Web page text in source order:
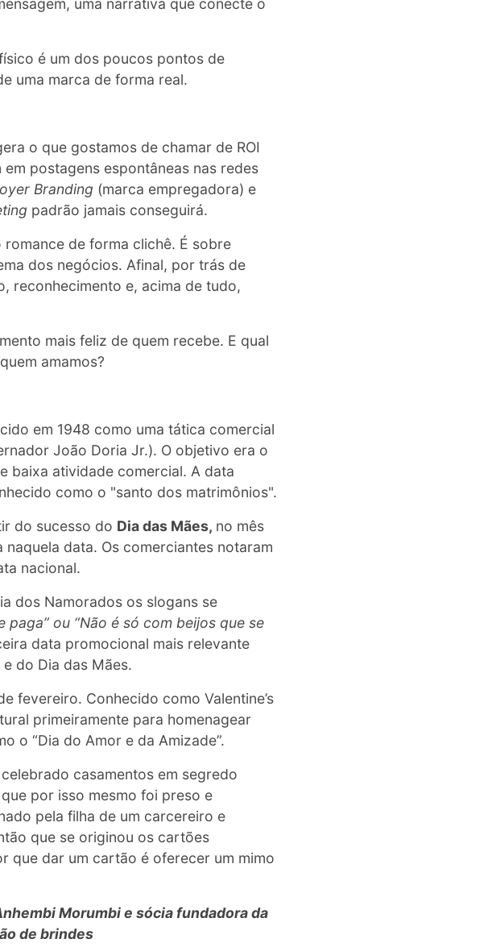
uma narrativa que conecte o
é um dos poucos pontos de
uma marca de forma real.
o que gostamos de chamar de ROI
postagens espontâneas nas redes
Branding (marca empregadora) e
padrão jamais conseguirá.
de forma clichê. É sobre
dos negócios. Afinal, por trás de
reconhecimento e, acima de tudo,
mais feliz de quem recebe. E qual
amamos?
em 1948 como uma tática comercial
João Doria Jr.). O objetivo era o
baixa atividade comercial. A data
como o "santo dos matrimônios".
do sucesso do Dia das Mães, no mês
data. Os comerciantes notaram
nacional.
dos Namorados os slogans se
paga” ou “Não é só com beijos que se
data promocional mais relevante
do Dia das Mães.
fevereiro. Conhecido como Valentine’s
primeiramente para homenagear
o “Dia do Amor e da Amizade”.
casamentos em segredo
por isso mesmo foi preso e
pela filha de um carcereiro e
que se originou os cartões
que dar um cartão é oferecer um mimo
Morumbi e sócia fundadora da
de brindes